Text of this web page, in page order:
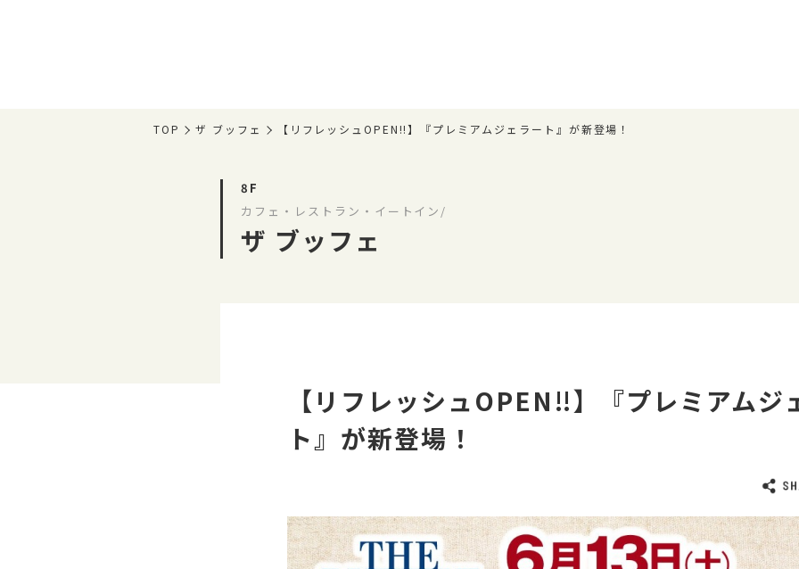
TOP ザ ブッフェ 【リフレッシュOPEN‼】『プレミアムジェラート』が新登場！
8F
カフェ・レストラン・イートイン/
ザ ブッフェ
【リフレッシュOPEN‼】『プレミアムジ
ト』が新登場！